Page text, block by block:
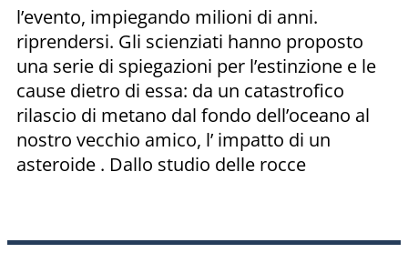
l’evento, impiegando milioni di anni.
riprendersi. Gli scienziati hanno proposto
una serie di spiegazioni per l’estinzione e le
cause dietro di essa: da un catastrofico
rilascio di metano dal fondo dell’oceano al
nostro vecchio amico, l’ impatto di un
asteroide . Dallo studio delle rocce